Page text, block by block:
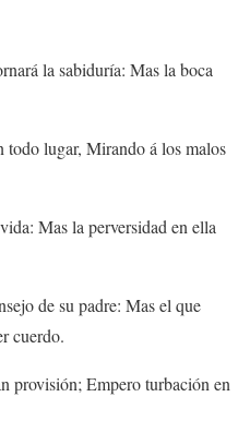
la sabiduría: Mas la boca
todo lugar, Mirando á los malos
Mas la perversidad en ella
de su padre: Mas el que
cuerdo.
provisión; Empero turbación en